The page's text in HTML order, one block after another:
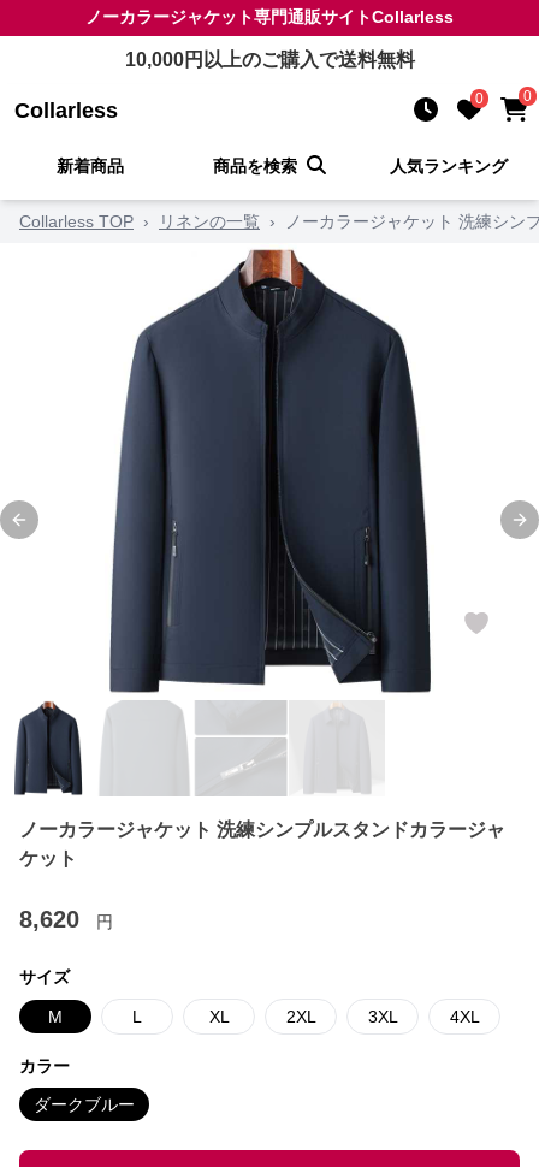
ノーカラージャケット専門通販サイトCollarless
10,000円以上のご購入で送料無料
Collarless 0 0
新着商品 商品を検索 人気ランキング
Collarless TOP › リネンの一覧 › ノーカラージャケット 洗練シン
Previous slide
ノーカラージャケット 洗練シンプルスタンドカラージャ
ケット
8,620 円
サイズ
M L XL 2XL 3XL 4XL
カラー
ダークブルー